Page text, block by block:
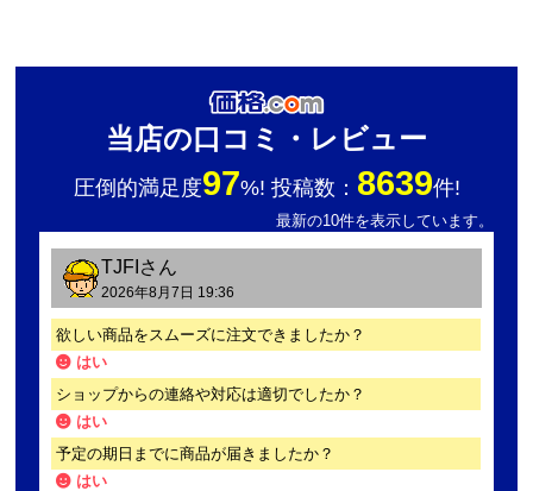
当店の口コミ・レビュー
圧倒的満足度97%! 投稿数： 8639件!
最新の10件を表示しています。
TJFI さん
2026年8月7日 19:36
欲しい商品をスムーズに注文できましたか？
はい
ショップからの連絡や対応は適切でしたか？
はい
予定の期日までに商品が届きましたか？
はい